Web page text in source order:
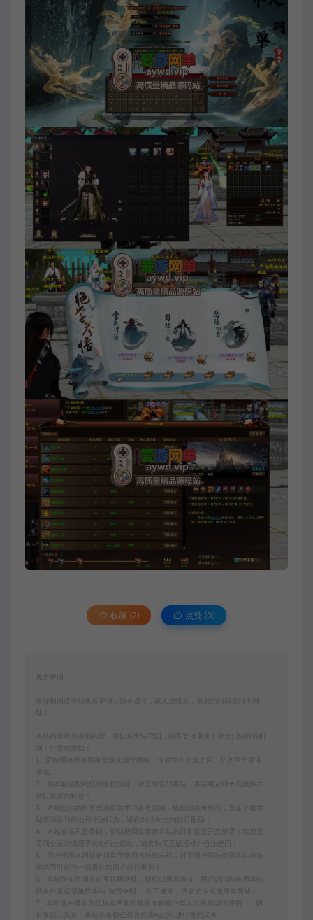
收藏 (2) 点赞 (0)
免责申明
请仔细阅读本站免责申明，如不遵守，或无法接受，请勿访问或使用本网
本站内容均为虚拟内容，赞助后无法召回，顾不支持退换！避免纠纷耽误时
间！介意勿赞助！
1、爱游网单所有网单资源来源于网络，仅供学习交流之用。切勿用于商业
2、如本帖侵犯到任何版权问题，请立即告知本站，本站将及时予与删除并
致以最深的歉意！
3、本站提供的所有资源仅供学习参考使用，版权归原著所有，禁止下载本
站资源参与商业和非法行为，请在24小时之内自行删除！
4、本站会员只是赞助，赞助费用仅维持本站的日常运营开支所需！若您需
要商业运营或用于其他商业活动，请您购买正版授权并合法使用！
5、用户使用本网站必须遵守使用的法律法规，对于用户违法使用本站非法
6、本站所有资源来自互联网转载，版权归原著所有，用户访问和使用本站
的条件是必须接受本站“免责申明”，如不遵守，请勿访问或使用本网站！
7、本站使用者因为违反本声明的规定而触犯中华人民共和国法律的，一切
后果自己负责，本站不承担任何责任本站已经进行告知义务。